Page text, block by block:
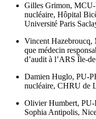
Gilles Grimon, MCU-
nucléaire, Hôpital
Université Paris
Vincent Hazebroucq,
que médecin
d’audit à l’ARS Île-
Damien Huglo, PU-
nucléaire, CHRU de
Olivier Humbert, PU-
Sophia Antipolis,